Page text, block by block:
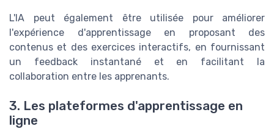
L'IA peut également être utilisée pour améliorer
l'expérience d'apprentissage en proposant des
contenus et des exercices interactifs, en fournissant
un feedback instantané et en facilitant la
collaboration entre les apprenants.
3. Les plateformes d'apprentissage en
ligne